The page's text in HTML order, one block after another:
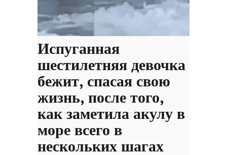
Испуганная
шестилетняя девочка
бежит, спасая свою
жизнь, после того,
как заметила акулу в
море всего в
нескольких шагах